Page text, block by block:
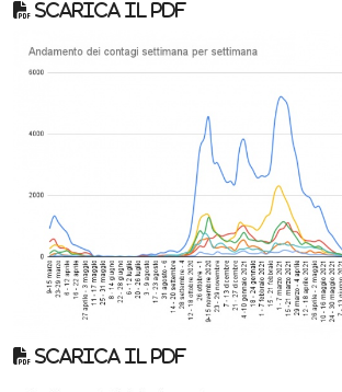
Scarica il pdf
Scarica il pdf